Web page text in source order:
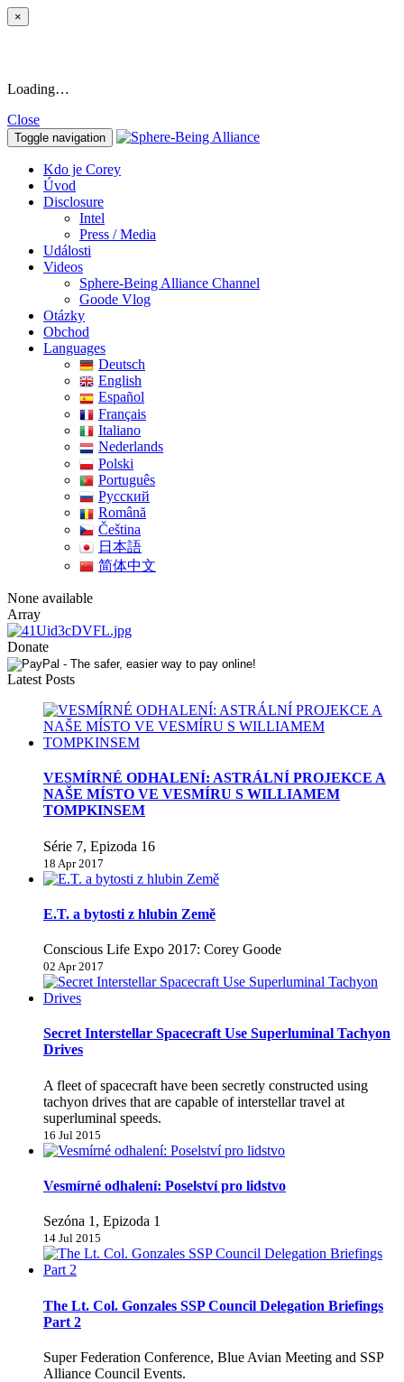
×
Loading…
Close
Toggle navigation
Kdo je Corey
Úvod
Disclosure
Intel
Press / Media
Události
Videos
Sphere-Being Alliance Channel
Goode Vlog
Otázky
Obchod
Languages
Deutsch
English
Español
Français
Italiano
Nederlands
Polski
Português
Pусский
Română
Čeština
日本語
简体中文
None available
Array
Donate
Latest Posts
VESMÍRNÉ ODHALENÍ: ASTRÁLNÍ PROJEKCE A
NAŠE MÍSTO VE VESMÍRU S WILLIAMEM
TOMPKINSEM
Série 7, Epizoda 16
18 Apr 2017
E.T. a bytosti z hlubin Země
Conscious Life Expo 2017: Corey Goode
02 Apr 2017
Secret Interstellar Spacecraft Use Superluminal Tachyon
Drives
A fleet of spacecraft have been secretly constructed using
tachyon drives that are capable of interstellar travel at
superluminal speeds.
16 Jul 2015
Vesmírné odhalení: Poselství pro lidstvo
Sezóna 1, Epizoda 1
14 Jul 2015
The Lt. Col. Gonzales SSP Council Delegation Briefings
Part 2
Super Federation Conference, Blue Avian Meeting and SSP
Alliance Council Events.